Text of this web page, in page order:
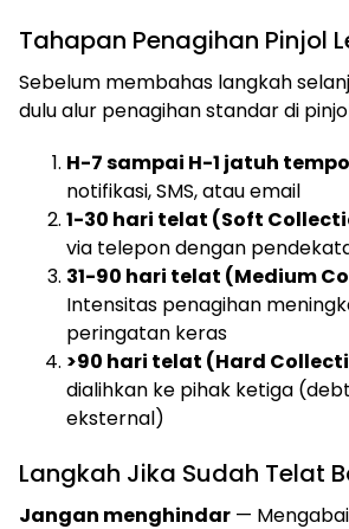
Tahapan Penagihan Pinjol
Sebelum membahas langkah
dulu alur penagihan standar di
H-7 sampai H-1 jatuh tempo
notifikasi, SMS, atau email
1-30 hari telat (Soft
via telepon dengan
31-90 hari telat (Medium
Intensitas penagihan
peringatan keras
>90 hari telat (Hard
dialihkan ke pihak ketiga
eksternal)
Langkah Jika Sudah Telat
Jangan menghindar —